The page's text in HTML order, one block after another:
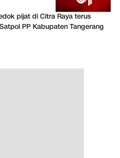
pijat di Citra Raya terus
PP Kabupaten Tangerang